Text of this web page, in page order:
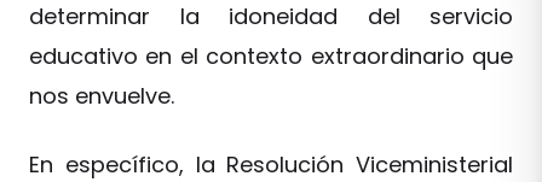
determinar la idoneidad del servicio
educativo en el contexto extraordinario que
nos envuelve.
En específico, la Resolución Viceministerial